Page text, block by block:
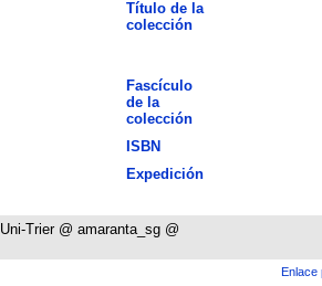
Título de la
colección
Fascículo
de la
colección
ISBN
Expedición
Uni-Trier @ amaranta_sg @
Enlace